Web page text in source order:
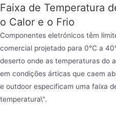
Faixa de Temperatura
o Calor e o Frio
Componentes eletrónicos têm
comercial projetado para 0°C a
deserto onde as temperaturas do
em condições árticas que caem
e outdoor especificam uma faixa
temperatura\".